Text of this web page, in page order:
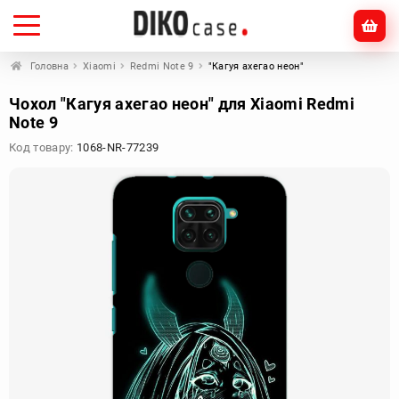
Головна Xiaomi Redmi Note 9 "Кагуя ахегао неон"
Чохол "Кагуя ахегао неон" для Xiaomi Redmi
Note 9
Код товару: 1068-NR-77239